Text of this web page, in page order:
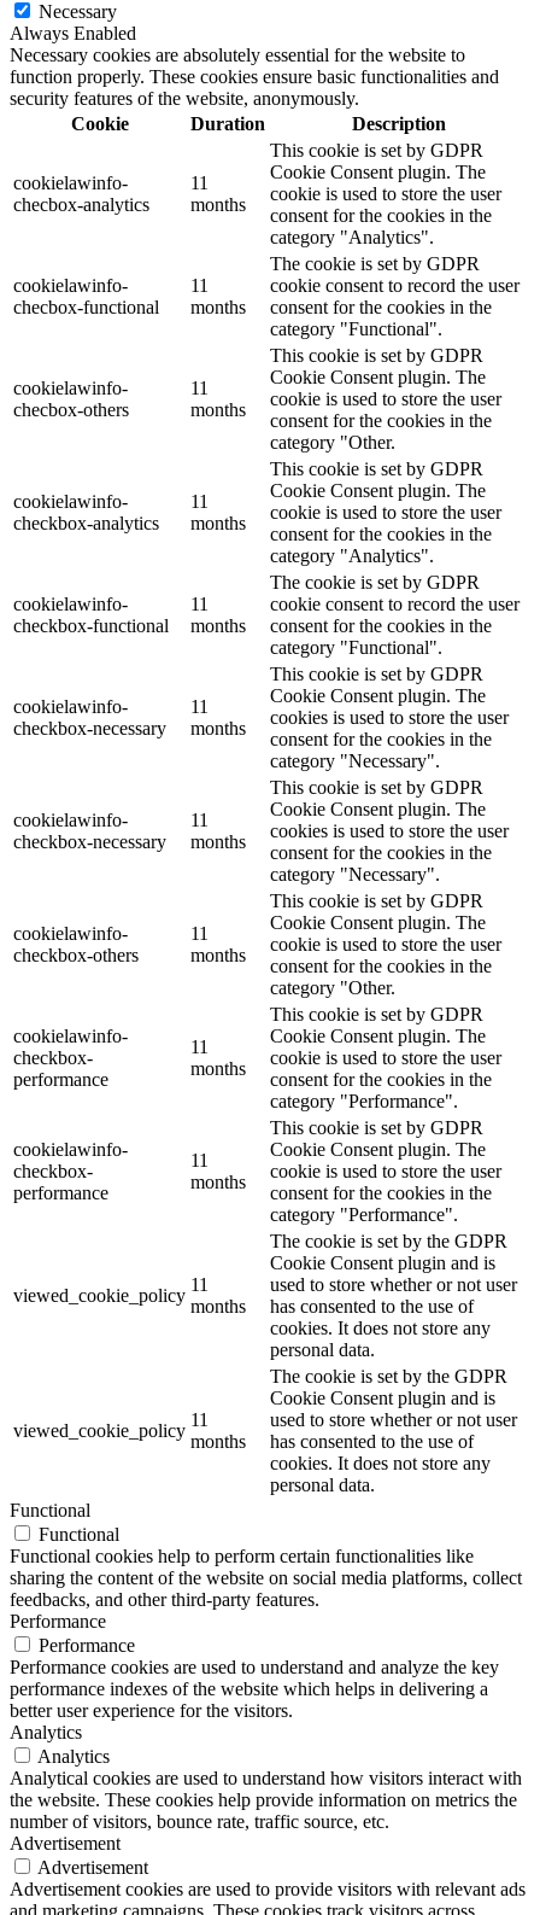
Necessary
Always Enabled
Necessary cookies are absolutely essential for the website to
function properly. These cookies ensure basic functionalities and
security features of the website, anonymously.
Cookie
Duration Description
cookielawinfo-
checbox-analytics
11
months
This cookie is set by GDPR
Cookie Consent plugin. The
cookie is used to store the user
consent for the cookies in the
category "Analytics".
cookielawinfo-
checbox-functional
11
months
The cookie is set by GDPR
cookie consent to record the user
consent for the cookies in the
category "Functional".
cookielawinfo-
checbox-others
11
months
This cookie is set by GDPR
Cookie Consent plugin. The
cookie is used to store the user
consent for the cookies in the
category "Other.
cookielawinfo-
checkbox-analytics
11
months
This cookie is set by GDPR
Cookie Consent plugin. The
cookie is used to store the user
consent for the cookies in the
category "Analytics".
cookielawinfo-
checkbox-functional
11
months
The cookie is set by GDPR
cookie consent to record the user
consent for the cookies in the
category "Functional".
cookielawinfo-
checkbox-necessary
11
months
This cookie is set by GDPR
Cookie Consent plugin. The
cookies is used to store the user
consent for the cookies in the
category "Necessary".
cookielawinfo-
checkbox-necessary
11
months
This cookie is set by GDPR
Cookie Consent plugin. The
cookies is used to store the user
consent for the cookies in the
category "Necessary".
cookielawinfo-
checkbox-others
11
months
This cookie is set by GDPR
Cookie Consent plugin. The
cookie is used to store the user
consent for the cookies in the
category "Other.
cookielawinfo-
checkbox-
performance
11
months
This cookie is set by GDPR
Cookie Consent plugin. The
cookie is used to store the user
consent for the cookies in the
category "Performance".
cookielawinfo-
checkbox-
performance
11
months
This cookie is set by GDPR
Cookie Consent plugin. The
cookie is used to store the user
consent for the cookies in the
category "Performance".
viewed_cookie_policy
11
months
The cookie is set by the GDPR
Cookie Consent plugin and is
used to store whether or not user
has consented to the use of
cookies. It does not store any
personal data.
viewed_cookie_policy
11
months
The cookie is set by the GDPR
Cookie Consent plugin and is
used to store whether or not user
has consented to the use of
cookies. It does not store any
personal data.
Functional
Functional
Functional cookies help to perform certain functionalities like
sharing the content of the website on social media platforms, collect
feedbacks, and other third-party features.
Performance
Performance
Performance cookies are used to understand and analyze the key
performance indexes of the website which helps in delivering a
better user experience for the visitors.
Analytics
Analytics
Analytical cookies are used to understand how visitors interact with
the website. These cookies help provide information on metrics the
number of visitors, bounce rate, traffic source, etc.
Advertisement
Advertisement
Advertisement cookies are used to provide visitors with relevant ads